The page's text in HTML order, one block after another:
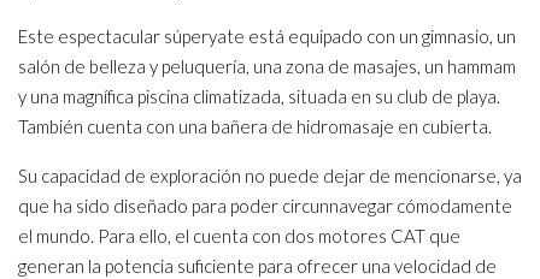
Este espectacular súperyate está equipado con un gimnasio, un
salón de belleza y peluquería, una zona de masajes, un hammam
y una magnífica piscina climatizada, situada en su club de playa.
También cuenta con una bañera de hidromasaje en cubierta.
Su capacidad de exploración no puede dejar de mencionarse, ya
que ha sido diseñado para poder circunnavegar cómodamente
el mundo. Para ello, el cuenta con dos motores CAT que
generan la potencia suficiente para ofrecer una velocidad de